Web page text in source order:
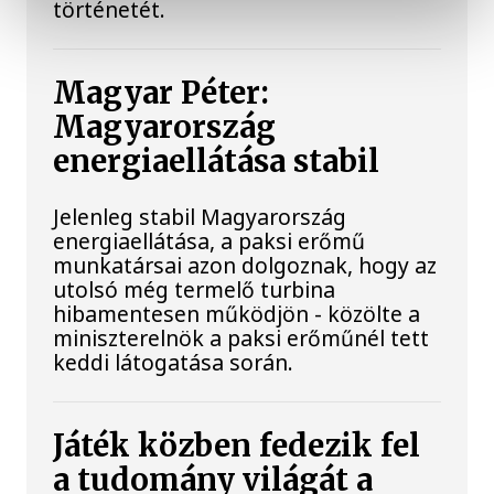
történetét.
Magyar Péter:
Magyarország
energiaellátása stabil
Jelenleg stabil Magyarország
energiaellátása, a paksi erőmű
munkatársai azon dolgoznak, hogy az
utolsó még termelő turbina
hibamentesen működjön - közölte a
miniszterelnök a paksi erőműnél tett
keddi látogatása során.
Játék közben fedezik fel
a tudomány világát a